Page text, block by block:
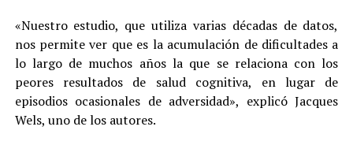
«Nuestro estudio, que utiliza varias décadas de datos,
nos permite ver que es la acumulación de dificultades a
lo largo de muchos años la que se relaciona con los
peores resultados de salud cognitiva, en lugar de
episodios ocasionales de adversidad», explicó Jacques
Wels, uno de los autores.